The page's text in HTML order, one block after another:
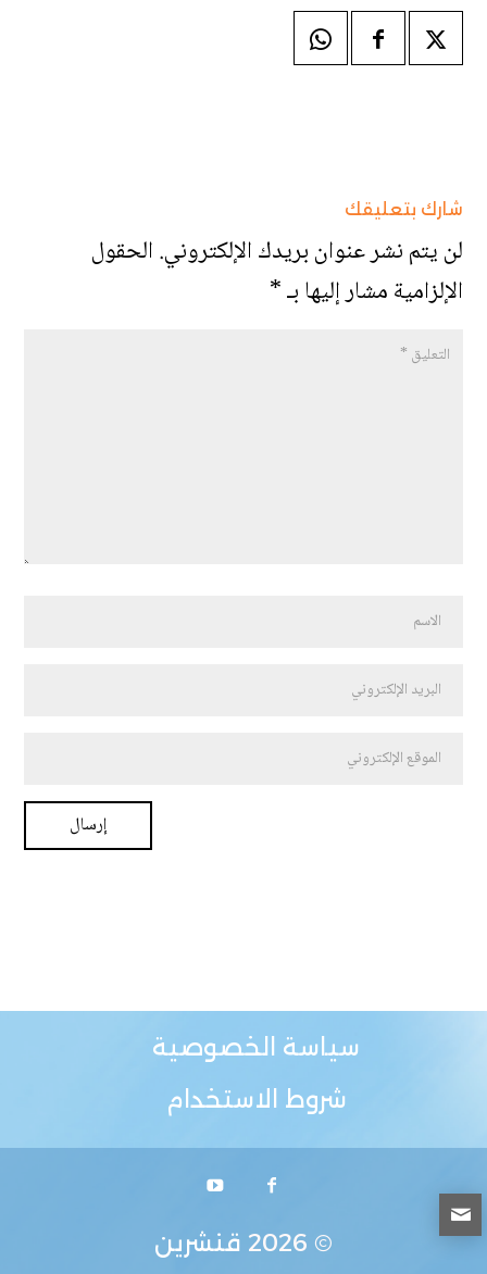
شارك بتعليقك
لن يتم نشر عنوان بريدك الإلكتروني.الحقول
الإلزامية مشار إليها بـ*
سياسة الخصوصية
شروط الاستخدام
© 2026 قنشرين